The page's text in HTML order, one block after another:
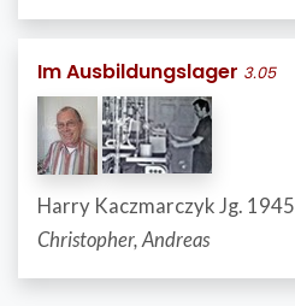
Im Ausbildungslager 3.05
Harry Kaczmarczyk Jg. 1945
Christopher, Andreas